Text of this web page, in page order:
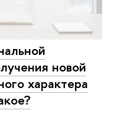
новой
характера